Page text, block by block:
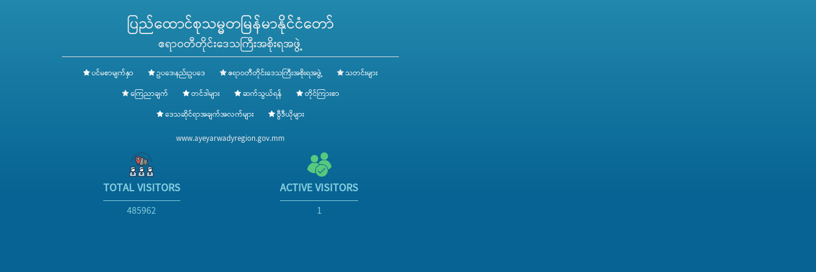
ပြည်ထောင်စုသမ္မတမြန်မာနိုင်ငံတော်
ဧရာဝတီတိုင်းဒေသကြီးအစိုးရအဖွဲ့
ပင်မစာမျက်နှာ ဥပဒေ၊နည်းဥပဒေ ဧရာဝတီတိုင်းဒေသကြီးအစိုးရအဖွဲ့
သတင်းများ
ကြေညာချက်
တင်ဒါများ ဆက်သွယ်ရန်
တိုင်ကြားစာ
ဒေသဆိုင်ရာအချက်အလက်များ
ဗွီဒီယိုများ
www.ayeyarwadyregion.gov.mm
TOTAL VISITORS
485962
ACTIVE VISITORS
1